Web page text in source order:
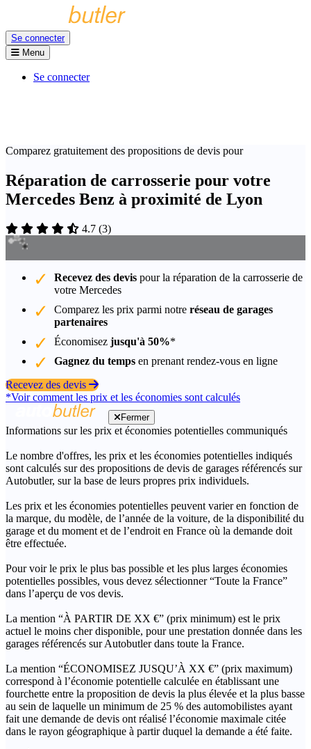
Se connecter
Menu
Se connecter
Comparez gratuitement des propositions de devis pour
Réparation de carrosserie pour votre
Mercedes Benz à proximité de Lyon
4.7 (3)
Recevez des devis pour la réparation de la carrosserie de
votre Mercedes
Comparez les prix parmi notre réseau de garages
partenaires
Économisez jusqu'à 50%*
Gagnez du temps en prenant rendez-vous en ligne
Recevez des devis
*Voir comment les prix et les économies sont calculés
Fermer
Informations sur les prix et économies potentielles communiqués
Le nombre d'offres, les prix et les économies potentielles indiqués
sont calculés sur des propositions de devis de garages référencés sur
Autobutler, sur la base de leurs propres prix individuels.
Les prix et les économies potentielles peuvent varier en fonction de
la marque, du modèle, de l’année de la voiture, de la disponibilité du
garage et du moment et de l’endroit en France où la demande doit
être effectuée.
Pour voir le prix le plus bas possible et les plus larges économies
potentielles possibles, vous devez sélectionner “Toute la France”
dans l’aperçu de vos devis.
La mention “À PARTIR DE XX €” (prix minimum) est le prix
actuel le moins cher disponible, pour une prestation donnée dans les
garages référencés sur Autobutler dans toute la France.
La mention “ÉCONOMISEZ JUSQU’À XX €” (prix maximum)
correspond à l’économie potentielle calculée en établissant une
fourchette entre la proposition de devis la plus élevée et la plus basse
au sein de laquelle un minimum de 25 % des automobilistes ayant
fait une demande de devis ont réalisé l’économie maximale citée
dans le rayon géographique à partir duquel la demande a été faite.